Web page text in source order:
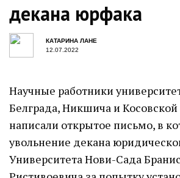
декана юрфака
КАТАРИНА ЛАНЕ
12.07.2022
Научные работники
Белграда, Никшича и
написали открытое письмо, в
увольнение декана
Университета Нови-Сада